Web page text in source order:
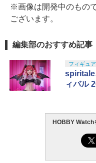
※画像は開発中のもの
ございます。
編集部のおすすめ記事
フィギュア
spiritale
ィバル
HOBBY Watch